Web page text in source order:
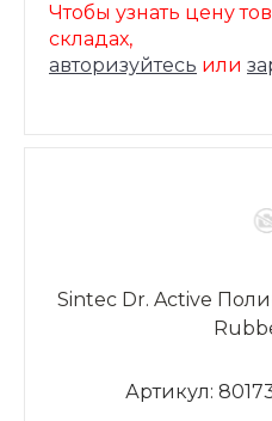
Чтобы узнать цену
складах,
авторизуйтесь или
Sintec Dr. Active
Артикул: